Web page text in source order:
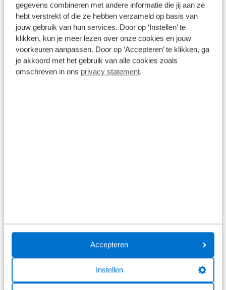
gegevens combineren met andere informatie die jij aan ze
hebt verstrekt of die ze hebben verzameld op basis van
jouw gebruik van hun services. Door op ‘Instellen’ te
klikken, kun je meer lezen over onze cookies en jouw
voorkeuren aanpassen. Door op ‘Accepteren’ te klikken, ga
je akkoord met het gebruik van alle cookies zoals
omschreven in ons privacy statement.
Accepteren
Instellen
Onderhoud
De auto toe aan onderhoud? Ga naar uw
dichtstbijzijnde (Broekhuis) merkdealer voor
onderhoud en meld dat de auto eigendom is van
Broekhuis Lease. De rest regelen wij voor u!
U betaalt geen wegenbelasting. Dit is onderdeel
van het private leasecontract. Het leasebedrag is
gebaseerd op het wegenbelastingtarief van 2026.